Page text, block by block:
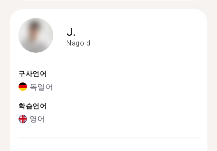
J.
Nagold
구사언어
독일어
학습언어
영어